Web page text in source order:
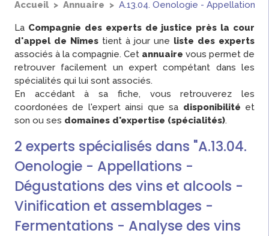
Accueil Annuaire A.13.04. Oenologie - Appellations
La Compagnie des experts de justice près la cour
d'appel de Nîmes tient à jour une liste des experts
associés à la compagnie. Cet annuaire vous permet de
retrouver facilement un expert compétant dans les
spécialités qui lui sont associés.
En accédant à sa fiche, vous retrouverez les
coordonées de l'expert ainsi que sa disponibilité et
son ou ses domaines d'expertise (spécialités).
2 experts spécialisés dans "A.13.04.
Oenologie - Appellations -
Dégustations des vins et alcools -
Vinification et assemblages -
Fermentations - Analyse des vins